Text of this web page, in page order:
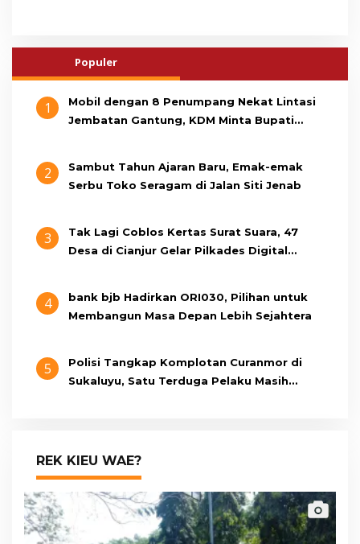
Populer
1
Mobil dengan 8 Penumpang Nekat Lintasi
Jembatan Gantung, KDM Minta Bupati
2
Sambut Tahun Ajaran Baru, Emak-emak
Serbu Toko Seragam di Jalan Siti Jenab
3
Tak Lagi Coblos Kertas Surat Suara, 47
Desa di Cianjur Gelar Pilkades Digital
4
bank bjb Hadirkan ORI030, Pilihan untuk
Membangun Masa Depan Lebih Sejahtera
5
Polisi Tangkap Komplotan Curanmor di
Sukaluyu, Satu Terduga Pelaku Masih
REK KIEU WAE?